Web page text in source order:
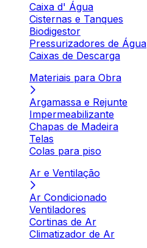
Caixa d' Água
Cisternas e Tanques
Biodigestor
Pressurizadores de Água
Caixas de Descarga
Materiais para Obra
Argamassa e Rejunte
Impermeabilizante
Chapas de Madeira
Telas
Colas para piso
Ar e Ventilação
Ar Condicionado
Ventiladores
Cortinas de Ar
Climatizador de Ar